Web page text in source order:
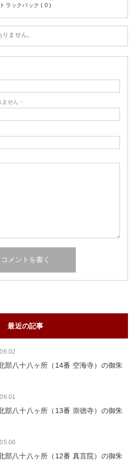
トラックバック ( 0 )
ません。
ません -
最近の記事
部八十八ヶ所（14番 空海寺）の御朱
部八十八ヶ所（13番 崇徳寺）の御朱
部八十八ヶ所（12番 真言院）の御朱